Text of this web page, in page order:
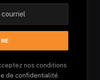
nos conditions
de confidentialité.